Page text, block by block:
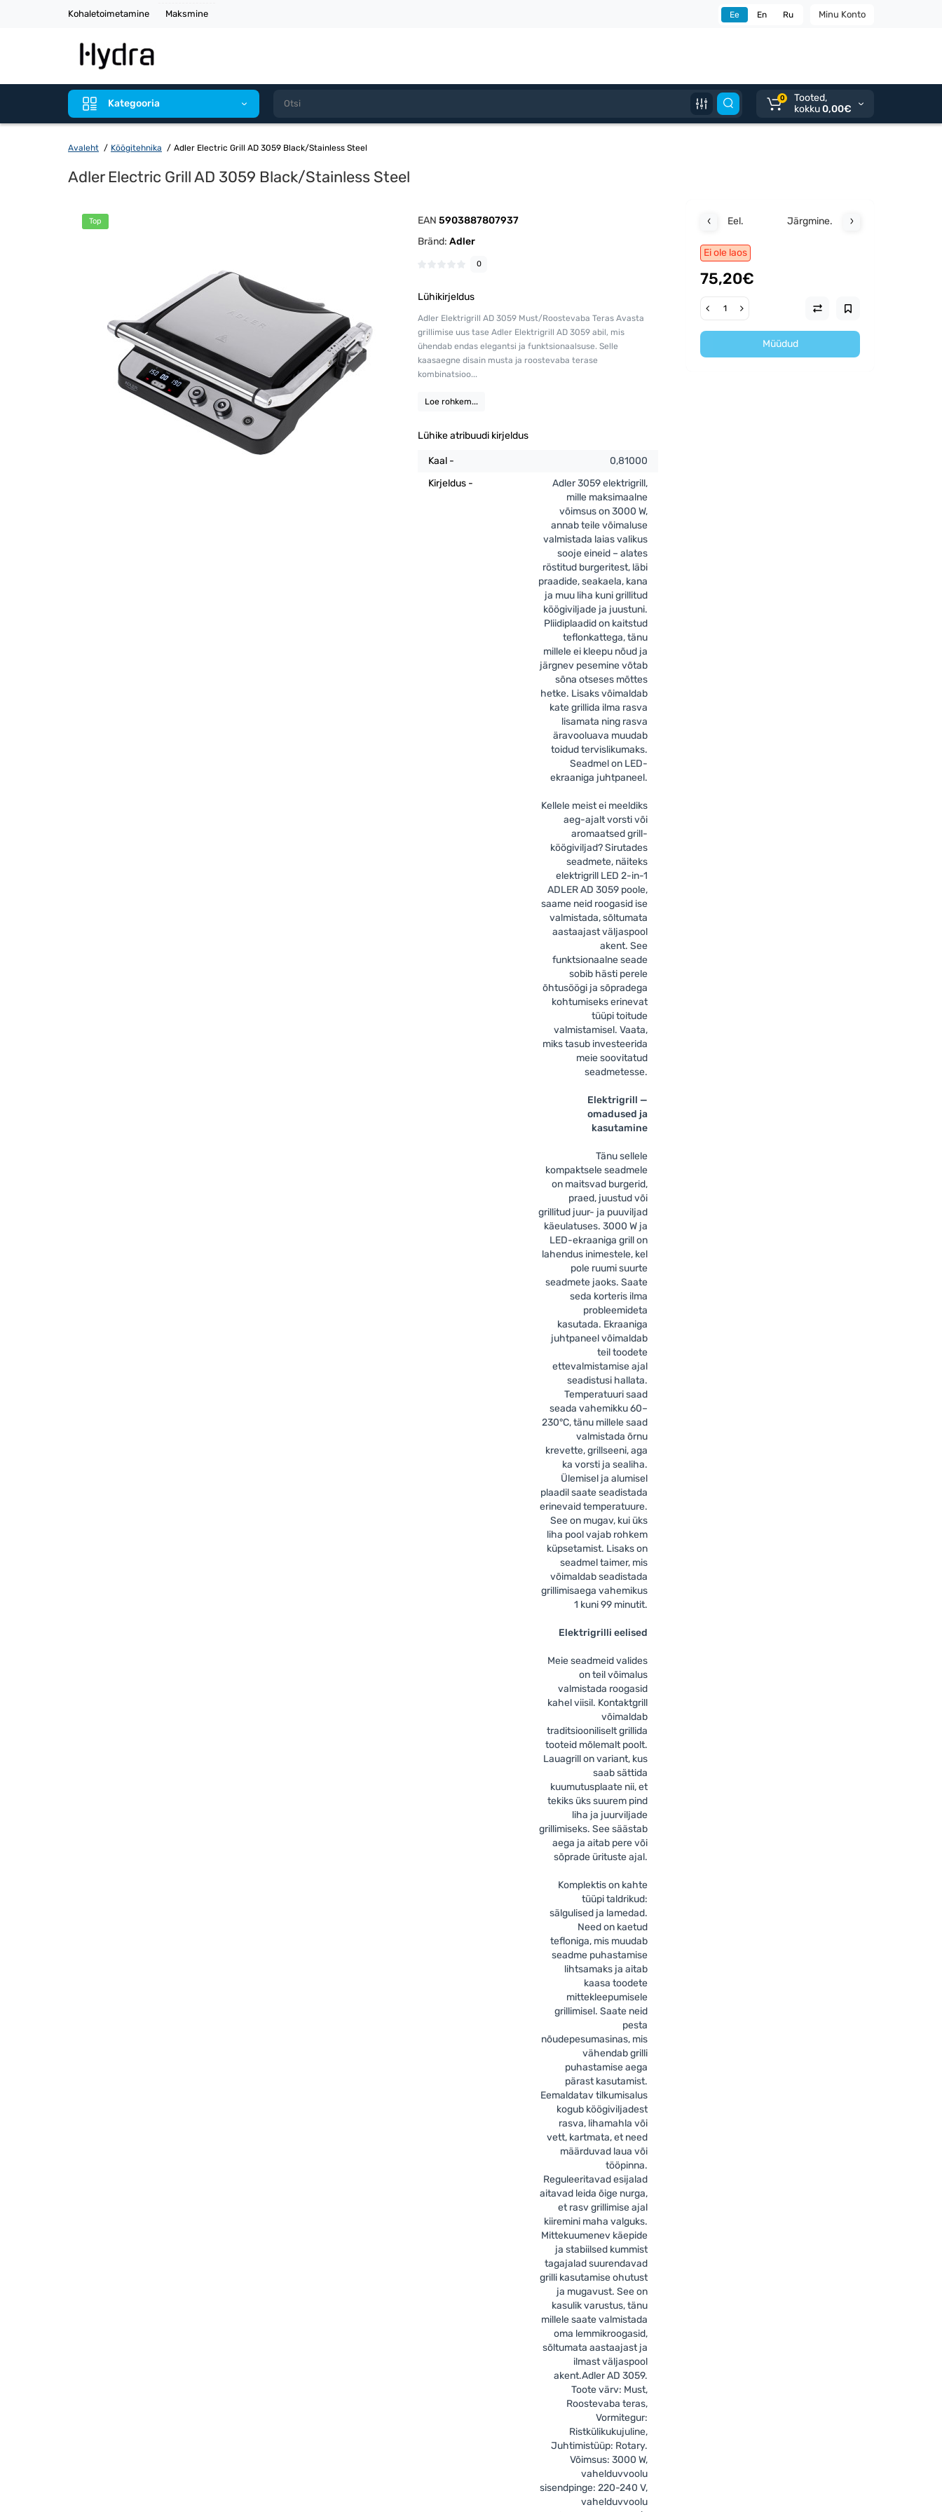
Kohaletoimetamine Maksmine Minu Konto
Ee En Ru
Kategooria 0
Tooted,
kokku0,00€
Avaleht Köögitehnika Adler Electric Grill AD 3059 Black/Stainless Steel
Adler Electric Grill AD 3059 Black/Stainless Steel
Top EAN5903887807937
Bränd:Adler
0
Lühikirjeldus
Adler Elektrigrill AD 3059 Must/Roostevaba Teras Avasta
grillimise uus tase Adler Elektrigrill AD 3059 abil, mis
ühendab endas elegantsi ja funktsionaalsuse. Selle
kaasaegne disain musta ja roostevaba terase
kombinatsioo...
Loe rohkem...
Lühike atribuudi kirjeldus
Kaal -
0,81000
Kirjeldus -
Adler 3059 elektrigrill,
mille maksimaalne
võimsus on 3000 W,
annab teile võimaluse
valmistada laias valikus
sooje eineid – alates
röstitud burgeritest, läbi
praadide, seakaela, kana
ja muu liha kuni grillitud
köögiviljade ja juustuni.
Pliidiplaadid on kaitstud
teflonkattega, tänu
millele ei kleepu nõud ja
järgnev pesemine võtab
sõna otseses mõttes
hetke. Lisaks võimaldab
kate grillida ilma rasva
lisamata ning rasva
äravooluava muudab
toidud tervislikumaks.
Seadmel on LED-
ekraaniga juhtpaneel.
Kellele meist ei meeldiks
aeg-ajalt vorsti või
aromaatsed grill-
köögiviljad? Sirutades
seadmete, näiteks
elektrigrill LED 2-in-1
ADLER AD 3059 poole,
saame neid roogasid ise
valmistada, sõltumata
aastaajast väljaspool
akent. See
funktsionaalne seade
sobib hästi perele
õhtusöögi ja sõpradega
kohtumiseks erinevat
tüüpi toitude
valmistamisel. Vaata,
miks tasub investeerida
meie soovitatud
seadmetesse.
Elektrigrill —
omadused ja
kasutamine
Tänu sellele
kompaktsele seadmele
on maitsvad burgerid,
praed, juustud või
grillitud juur- ja puuviljad
käeulatuses. 3000 W ja
LED-ekraaniga grill on
lahendus inimestele, kel
pole ruumi suurte
seadmete jaoks. Saate
seda korteris ilma
probleemideta
kasutada. Ekraaniga
juhtpaneel võimaldab
teil toodete
ettevalmistamise ajal
seadistusi hallata.
Temperatuuri saad
seada vahemikku 60–
230°C, tänu millele saad
valmistada õrnu
krevette, grillseeni, aga
ka vorsti ja sealiha.
Ülemisel ja alumisel
plaadil saate seadistada
erinevaid temperatuure.
See on mugav, kui üks
liha pool vajab rohkem
küpsetamist. Lisaks on
seadmel taimer, mis
võimaldab seadistada
grillimisaega vahemikus
1 kuni 99 minutit.
Elektrigrilli eelised
Meie seadmeid valides
on teil võimalus
valmistada roogasid
kahel viisil. Kontaktgrill
võimaldab
traditsiooniliselt grillida
tooteid mõlemalt poolt.
Lauagrill on variant, kus
saab sättida
kuumutusplaate nii, et
tekiks üks suurem pind
liha ja juurviljade
grillimiseks. See säästab
aega ja aitab pere või
sõprade ürituste ajal.
Komplektis on kahte
tüüpi taldrikud:
sälgulised ja lamedad.
Need on kaetud
tefloniga, mis muudab
seadme puhastamise
lihtsamaks ja aitab
kaasa toodete
mittekleepumisele
grillimisel. Saate neid
pesta
nõudepesumasinas, mis
vähendab grilli
puhastamise aega
pärast kasutamist.
Eemaldatav tilkumisalus
kogub köögiviljadest
rasva, lihamahla või
vett, kartmata, et need
määrduvad laua või
tööpinna.
Reguleeritavad esijalad
aitavad leida õige nurga,
et rasv grillimise ajal
kiiremini maha valguks.
Mittekuumenev käepide
ja stabiilsed kummist
tagajalad suurendavad
grilli kasutamise ohutust
ja mugavust. See on
kasulik varustus, tänu
millele saate valmistada
oma lemmikroogasid,
sõltumata aastaajast ja
ilmast väljaspool
akent.Adler AD 3059.
Toote värv: Must,
Roostevaba teras,
Vormitegur:
Ristkülikukujuline,
Juhtimistüüp: Rotary.
Võimsus: 3000 W,
vahelduvvoolu
sisendpinge: 220-240 V,
vahelduvvoolu
Eel. Järgmine.
Ei ole laos
75,20€
Müüdud